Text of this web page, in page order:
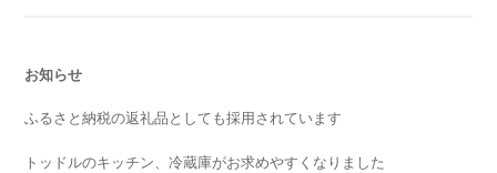
お知らせ
ふるさと納税の返礼品としても採用されています
トッドルのキッチン、冷蔵庫がお求めやすくなりました